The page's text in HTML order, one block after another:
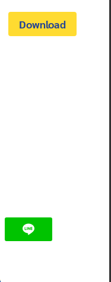
Download